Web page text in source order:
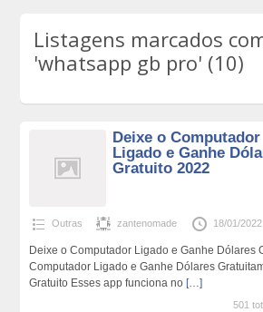
Listagens marcados
'whatsapp gb pro' (10)
Deixe o Computador
Ligado e Ganhe
Gratuito 2022
Outras zantenomade 18/01/2022
Deixe o Computador Ligado e Ganhe Dólares
Computador Ligado e Ganhe Dólares
Gratuito Esses app funciona no […]
501